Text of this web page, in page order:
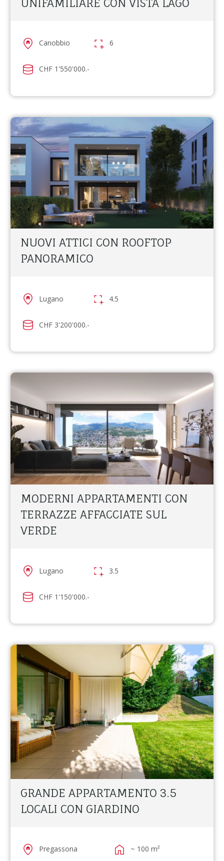
Canobbio 6
CHF 1'550'000.-
NUOVI ATTICI CON ROOFTOP
PANORAMICO
Lugano 4.5
CHF 3'200'000.-
MODERNI APPARTAMENTI CON
TERRAZZE AFFACCIATE SUL
VERDE
Lugano 3.5
CHF 1'150'000.-
GRANDE APPARTAMENTO 3.5
LOCALI CON GIARDINO
Pregassona ~ 100 m²